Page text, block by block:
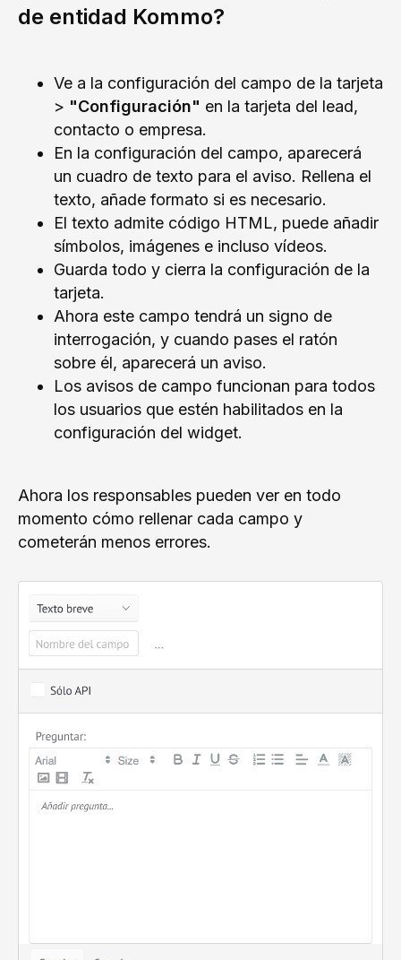
de entidad Kommo?
Ve a la configuración del campo de la tarjeta
> "Configuración" en la tarjeta del lead,
contacto o empresa.
En la configuración del campo, aparecerá
un cuadro de texto para el aviso. Rellena el
texto, añade formato si es necesario.
El texto admite código HTML, puede añadir
símbolos, imágenes e incluso vídeos.
Guarda todo y cierra la configuración de la
tarjeta.
Ahora este campo tendrá un signo de
interrogación, y cuando pases el ratón
sobre él, aparecerá un aviso.
Los avisos de campo funcionan para todos
los usuarios que estén habilitados en la
configuración del widget.
Ahora los responsables pueden ver en todo
momento cómo rellenar cada campo y
cometerán menos errores.